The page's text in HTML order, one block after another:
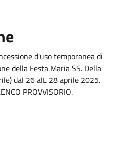
d'uso temporanea di
della Festa Maria SS. Della
dal 26 alL 28 aprile 2025.
PROVVISORIO.